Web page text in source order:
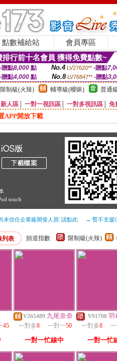
點數補給站 會員專區
行前十名會員 獲得免費點數~
-贈點8,000點 No.4 LV27620** -贈點
-贈點4,000 點 No.8 LV76847** -贈點
限制級(火辣) 輔導級(曖昧) 普通
新人區 一對一視訊區 一對多視訊區 免
APP開放下載
touch
未信任企業級開發人員' 請點此 → 暫不支援
列表 頻道指數 限制級(火辣)
45
V265489 九尾奈奈
一對多8 一對一50
一對一忙線中
V91708 羽
一對多8
一對一忙